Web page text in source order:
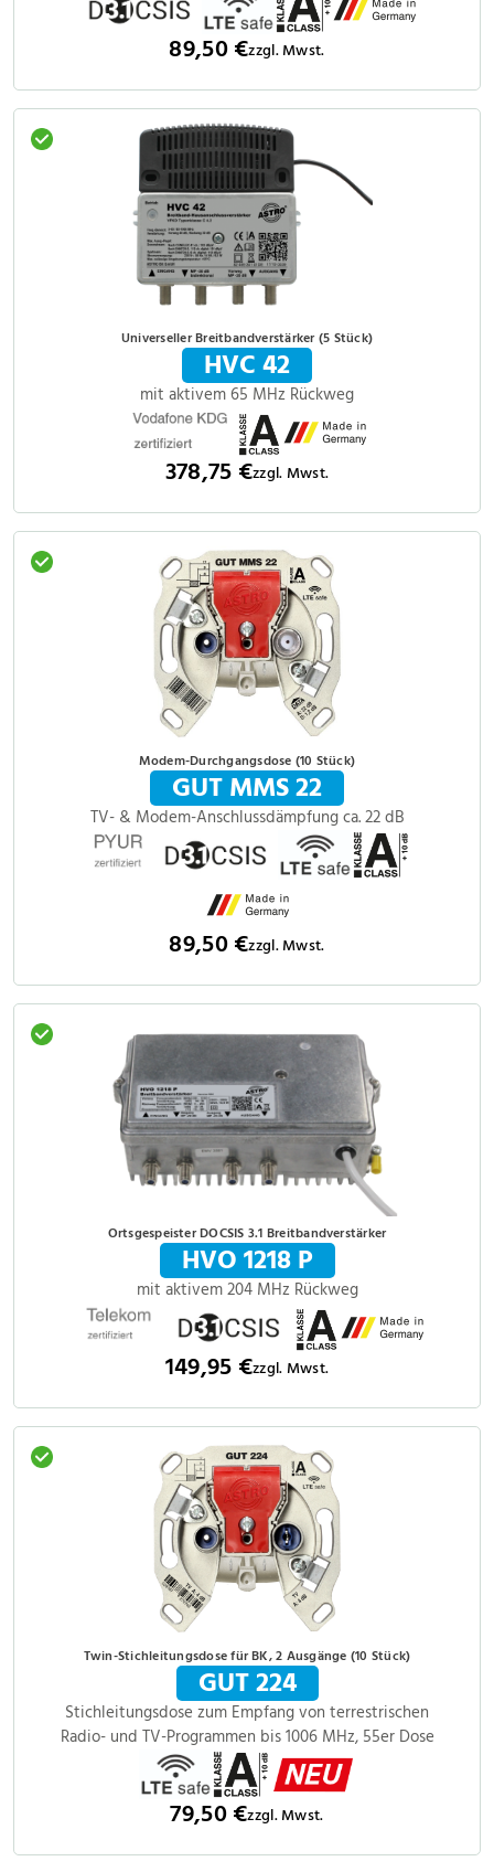
89,50 €zzgl. Mwst.
Universeller Breitbandverstärker (5 Stück)
HVC 42
mit aktivem 65 MHz Rückweg
378,75 €zzgl. Mwst.
Modem-Durchgangsdose (10 Stück)
GUT MMS 22
TV- & Modem-Anschlussdämpfung ca. 22 dB
89,50 €zzgl. Mwst.
Ortsgespeister DOCSIS 3.1 Breitbandverstärker
HVO 1218 P
mit aktivem 204 MHz Rückweg
149,95 €zzgl. Mwst.
Twin-Stichleitungsdose für BK, 2 Ausgänge (10 Stück)
GUT 224
Stichleitungsdose zum Empfang von terrestrischen
Radio- und TV-Programmen bis 1006 MHz, 55er Dose
79,50 €zzgl. Mwst.